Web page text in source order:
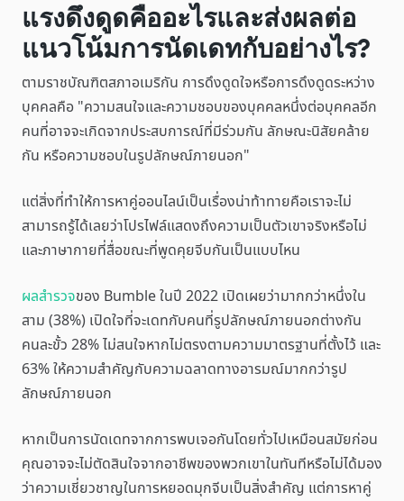
แรงดึงดูดคืออะไรและส่งผลต่อ
แนวโน้มการนัดเดทกับอย่างไร?
ตามราชบัณฑิตสภาอเมริกัน การดึงดูดใจหรือการดึงดูดระหว่าง
บุคคลคือ "ความสนใจและความชอบของบุคคลหนึ่งต่อบุคคลอีก
คนที่อาจจะเกิดจากประสบการณ์ที่มีร่วมกัน ลักษณะนิสัยคล้าย
กัน หรือความชอบในรูปลักษณ์ภายนอก"
แต่สิ่งที่ทำให้การหาคู่ออนไลน์เป็นเรื่องน่าท้าทายคือเราจะไม่
สามารถรู้ได้เลยว่าโปรไฟล์แสดงถึงความเป็นตัวเขาจริงหรือไม่
และภาษากายที่สื่อขณะที่พูดคุยจีบกันเป็นแบบไหน
ผลสำรวจของ Bumble ในปี 2022 เปิดเผยว่ามากกว่าหนึ่งใน
สาม (38%) เปิดใจที่จะเดทกับคนที่รูปลักษณ์ภายนอกต่างกัน
คนละขั้ว 28% ไม่สนใจหากไม่ตรงตามความมาตรฐานที่ตั้งไว้ และ
63% ให้ความสำคัญกับความฉลาดทางอารมณ์มากกว่ารูป
ลักษณ์ภายนอก
หากเป็นการนัดเดทจากการพบเจอกันโดยทั่วไปเหมือนสมัยก่อน
คุณอาจจะไม่ตัดสินใจจากอาชีพของพวกเขาในทันทีหรือไม่ได้มอง
ว่าความเชี่ยวชาญในการหยอดมุกจีบเป็นสิ่งสำคัญ แต่การหาคู่